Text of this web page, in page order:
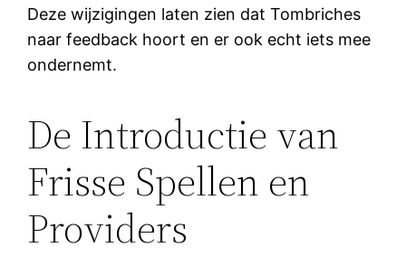
Deze wijzigingen laten zien dat Tombriches
naar feedback hoort en er ook echt iets mee
ondernemt.
De Introductie van
Frisse Spellen en
Providers